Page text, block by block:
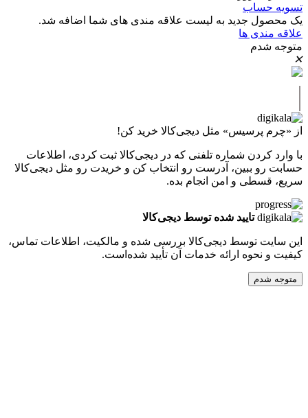
جدید به لیست علاقه مندی های شما اضافه شد.
ها
پرسیس» مثل دیجی‌کالا خرید کن!
شماره تلفنی که در دیجی‌کالا ثبت کردی، اطلاعات
ببین، آدرست رو انتخاب کن و خریدت رو مثل دیجی‌کالا
و امن انجام بده.
تایید شده توسط دیجی‌کالا
توسط دیجی‌کالا بررسی شده و مالکیت، اطلاعات تماس،
ارائه خدمات آن تأیید شده‌است.